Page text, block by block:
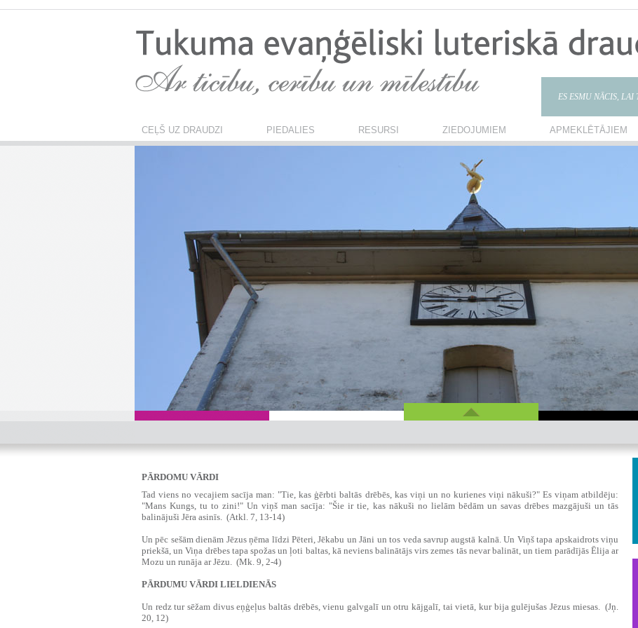
ES ESMU NĀCIS,
CEĻŠ UZ DRAUDZI PIEDALIES RESURSI ZIEDOJUMIEM APMEKLĒTĀJIEM
PĀRDOMU VĀRDI
Tad viens no vecajiem sacīja man: "Tie, kas ģērbti baltās drēbēs, kas viņi un no kurienes viņi nākuši?" Es viņam atbildēju:
"Mans Kungs, tu to zini!" Un viņš man sacīja: "Šie ir tie, kas nākuši no lielām bēdām un savas drēbes mazgājuši un tās
balinājuši Jēra asinīs. (Atkl. 7, 13-14)
Un pēc sešām dienām Jēzus ņēma līdzi Pēteri, Jēkabu un Jāni un tos veda savrup augstā kalnā. Un Viņš tapa apskaidrots viņu
priekšā, un Viņa drēbes tapa spožas un ļoti baltas, kā neviens balinātājs virs zemes tās nevar balināt, un tiem parādījās Ēlija ar
Mozu un runāja ar Jēzu. (Mk. 9, 2-4)
PĀRDUMU VĀRDI LIELDIENĀS
‍Un redz tur sēžam divus eņģeļus baltās drēbēs, vienu galvgalī un otru kājgalī, tai vietā, kur bija gulējušas Jēzus miesas. (Jņ.
20, 12)